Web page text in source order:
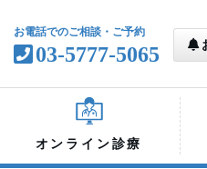
お電話でのご相談・ご予約
03-5777-5065
オンライン診療